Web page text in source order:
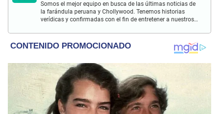
Somos el mejor equipo en busca de las últimas noticias de
la farándula peruana y Chollywood. Tenemos historias
verídicas y confirmadas con el fin de entretener a nuestros